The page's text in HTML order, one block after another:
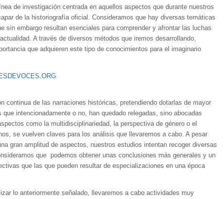
de investigación centrada en aquellos aspectos que durante nuestros
de la historiografía oficial. Consideramos que hay diversas temáticas
sin embargo resultan esenciales para comprender y afrontar las luchas
A través de diversos métodos que iremos desarrollando,
que adquieren este tipo de conocimientos para el imaginario
continua de las narraciones históricas, pretendiendo dotarlas de mayor
intencionadamente o no, han quedado relegadas, sino abocadas
como la multidisciplinariedad, la perspectiva de género o el
se vuelven claves para los análisis que llevaremos a cabo. A pesar
gran amplitud de aspectos, nuestros estudios intentan recoger diversas
que podemos obtener unas conclusiones más generales y un
que las que pueden resultar de especializaciones en una época
lo anteriormente señalado, llevaremos a cabo actividades muy